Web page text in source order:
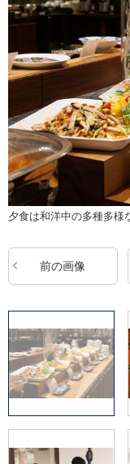
夕食は和洋中の多種多様
前の画像